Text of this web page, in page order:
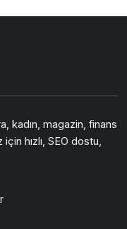
kadın, magazin, finans
hızlı, SEO dostu,